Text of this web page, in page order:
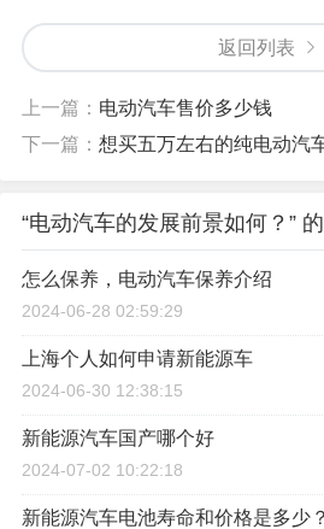
返回列表
上一篇： 电动汽车售价多少钱
下一篇： 想买五万左右的纯电动汽
“电动汽车的发展前景如何？”
怎么保养，电动汽车保养介绍
2024-06-28 02:59:29
上海个人如何申请新能源车
2024-06-30 12:38:15
新能源汽车国产哪个好
2024-07-02 10:22:18
新能源汽车电池寿命和价格是多少？